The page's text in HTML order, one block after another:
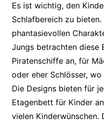
Es ist wichtig, den
Schlafbereich zu
phantasievollen
Jungs betrachten diese
Piratenschiffe an, für
oder eher Schlösser,
Die Designs bieten für
Etagenbett für Kinder
vielen Kinderwünschen.